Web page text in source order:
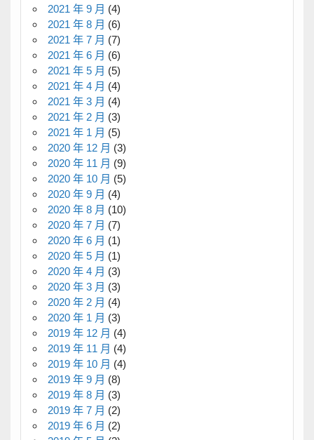
2021 年 9 月 (4)
2021 年 8 月 (6)
2021 年 7 月 (7)
2021 年 6 月 (6)
2021 年 5 月 (5)
2021 年 4 月 (4)
2021 年 3 月 (4)
2021 年 2 月 (3)
2021 年 1 月 (5)
2020 年 12 月 (3)
2020 年 11 月 (9)
2020 年 10 月 (5)
2020 年 9 月 (4)
2020 年 8 月 (10)
2020 年 7 月 (7)
2020 年 6 月 (1)
2020 年 5 月 (1)
2020 年 4 月 (3)
2020 年 3 月 (3)
2020 年 2 月 (4)
2020 年 1 月 (3)
2019 年 12 月 (4)
2019 年 11 月 (4)
2019 年 10 月 (4)
2019 年 9 月 (8)
2019 年 8 月 (3)
2019 年 7 月 (2)
2019 年 6 月 (2)